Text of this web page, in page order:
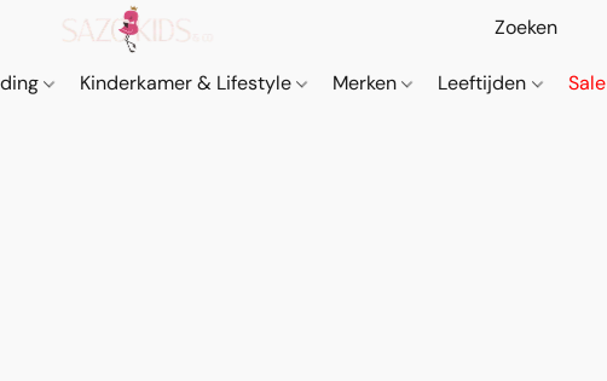
Kinderkamer & Lifestyle Merken Leeftijden Sale